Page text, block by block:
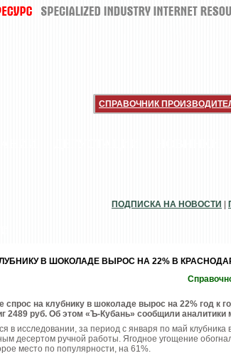
СПРАВОЧНИК
ПОДПИСКА НА НОВОСТИ
В ШОКОЛАДЕ ВЫРОС НА 22% В
спрос на клубнику в шоколаде вырос на 22% год к
2489 руб. Об этом «Ъ-Кубань» сообщили аналитики
в исследовании, за период с января по май
десертом ручной работы. Ягодное угощение
место по популярности, на 61%.